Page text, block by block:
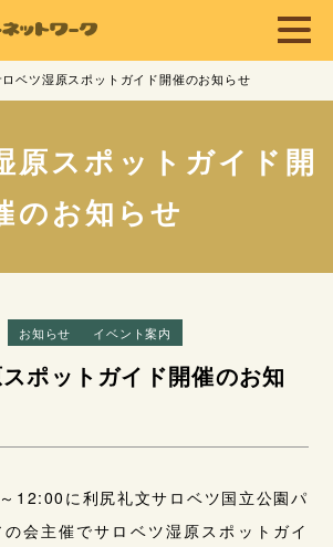
ロベツ湿原スポットガイド開催のお知らせ
原スポットガイド開
のお知らせ
お知らせ イベント案内
ポットガイド開催のお知
12:00に利尻礼文サロベツ国立公園パ
会主催でサロベツ湿原スポットガイ